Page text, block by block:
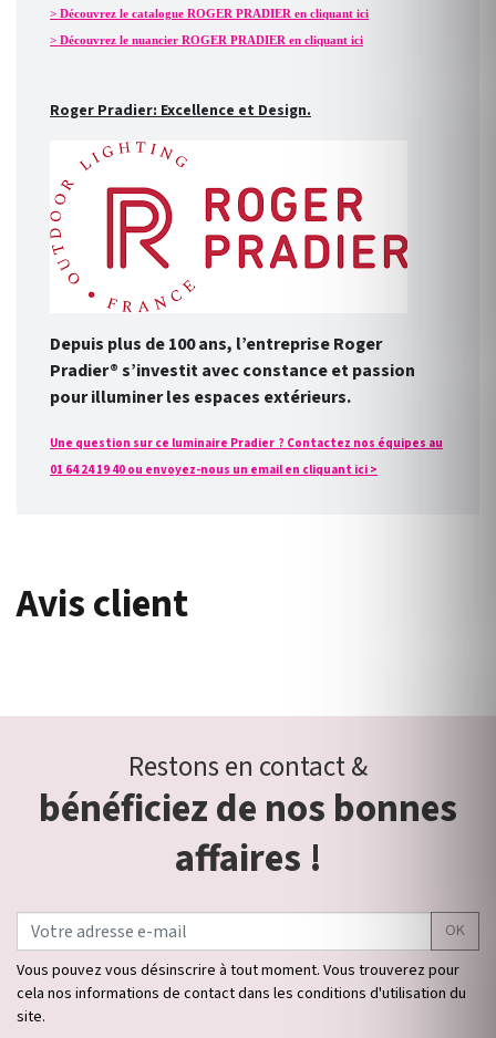
> Découvrez le catalogue ROGER PRADIER en cliquant ici
> Découvrez le nuancier ROGER PRADIER en cliquant ici
Roger Pradier: Excellence et Design.
Depuis plus de 100 ans, l’entreprise Roger
Pradier® s’investit avec constance et passion
pour illuminer les espaces extérieurs.
Une question sur ce luminaire Pradier ? Contactez nos équipes au
01 64 24 19 40 ou envoyez-nous un email en cliquant ici >
Avis client
Restons en contact &
bénéficiez de nos bonnes
affaires !
OK
Vous pouvez vous désinscrire à tout moment. Vous trouverez pour
cela nos informations de contact dans les conditions d'utilisation du
site.